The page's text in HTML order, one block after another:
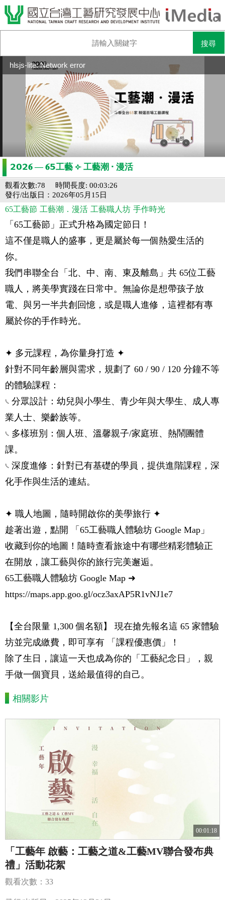
hlsjs-lite: Network error
𝟮𝟬𝟮𝟔 — 𝟔𝟱工藝 ⟣ 工藝潮 ‧ 漫活
時間長度: 00:03:26
觀看次數:78
發行/出版日：2026年05月15日
65工藝節 工藝潮．漫活 工藝職人坊 手作時光
「65工藝節」正式升格為國定節日！
這不僅是職人的盛事，更是屬於每一個熱愛生活的
你。
我們串聯全台「北、中、南、東及離島」共 65位工藝
職人，將美學實踐在日常中。無論你是想帶孩子放
電、與另一半共創回憶，或是職人進修，這裡都有專
屬於你的手作時光。
✦ 多元課程，為你量身打造 ✦
針對不同年齡層與需求，規劃了 60 / 90 / 120 分鐘不等
的體驗課程：
𓏹 分眾設計：幼兒與小學生、青少年與大學生、成人專
業人士、樂齡族等。
𓏹 多樣班別：個人班、溫馨親子/家庭班、熱鬧團體
課。
𓏹 深度進修：針對已有基礎的學員，提供進階課程，深
化手作與生活的連結。
✦ 職人地圖，隨時開啟你的美學旅行 ✦
趁著出遊，點開 「65工藝職人體驗坊 Google Map」
收藏到你的地圖！隨時查看旅途中有哪些精彩體驗正
在開放，讓工藝與你的旅行完美邂逅。
65工藝職人體驗坊 Google Map ➜
https://maps.app.goo.gl/ocz3axAP5R1vNJ1e7
【全台限量 1,300 個名額】 現在搶先報名這 65 家體驗
坊並完成繳費，即可享有 「課程優惠價」！
除了生日，讓這一天也成為你的「工藝紀念日」，親
手做一個寶貝，送給最值得的自己。
相關影片
00:01:18
「工藝年 啟藝：工藝之道&工藝MV聯合發布典
禮」活動花絮
觀看次數：33